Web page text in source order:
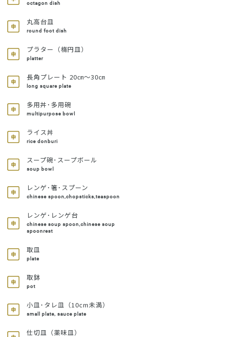
octagon dish
丸高台皿
round foot dish
プラター（楕円皿）
platter
長角プレート 20㎝～30㎝
long square plate
多用丼･多用碗
multipurpose bowl
ライス丼
rice donburi
スープ碗･スープボール
soup bowl
レンゲ･箸･スプーン
chinese spoon,chopsticks,teaspoon
レンゲ･レンゲ台
chinese soup spoon,chinese soup
spoonrest
取皿
plate
取鉢
pot
小皿･タレ皿（10cm未満）
small plate, sauce plate
仕切皿（薬味皿）